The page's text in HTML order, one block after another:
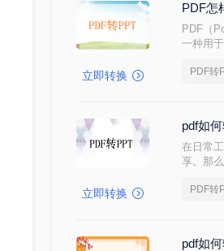
立即转换
PDF怎
PDF（
一种用
绍三种
PDF转
立即转换
pdf如
在日常
享。那
PDF转
pdf如